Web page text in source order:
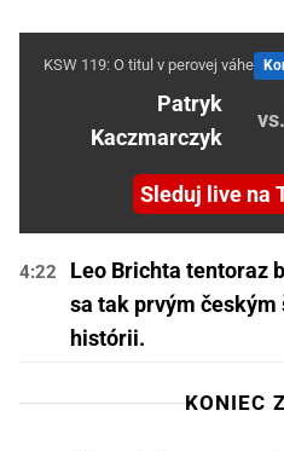
KSW 119: O titul v perovej váhe
Patryk
Kaczmarczyk
vs.
Sleduj live na
4:22
Leo Brichta tentoraz
sa tak prvým českým
histórii.
KONIEC